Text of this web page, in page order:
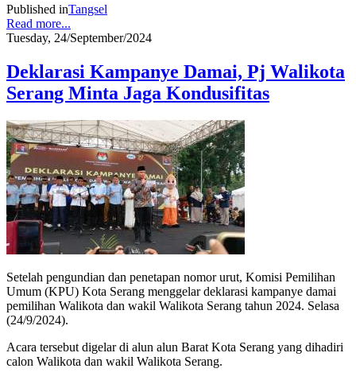
Published inTangsel
Read more...
Tuesday, 24/September/2024
Deklarasi Kampanye Damai, Pj Walikota
Serang Minta Jaga Kondusifitas
Setelah pengundian dan penetapan nomor urut, Komisi Pemilihan
Umum (KPU) Kota Serang menggelar deklarasi kampanye damai
pemilihan Walikota dan wakil Walikota Serang tahun 2024. Selasa
(24/9/2024).
Acara tersebut digelar di alun alun Barat Kota Serang yang dihadiri
calon Walikota dan wakil Walikota Serang.